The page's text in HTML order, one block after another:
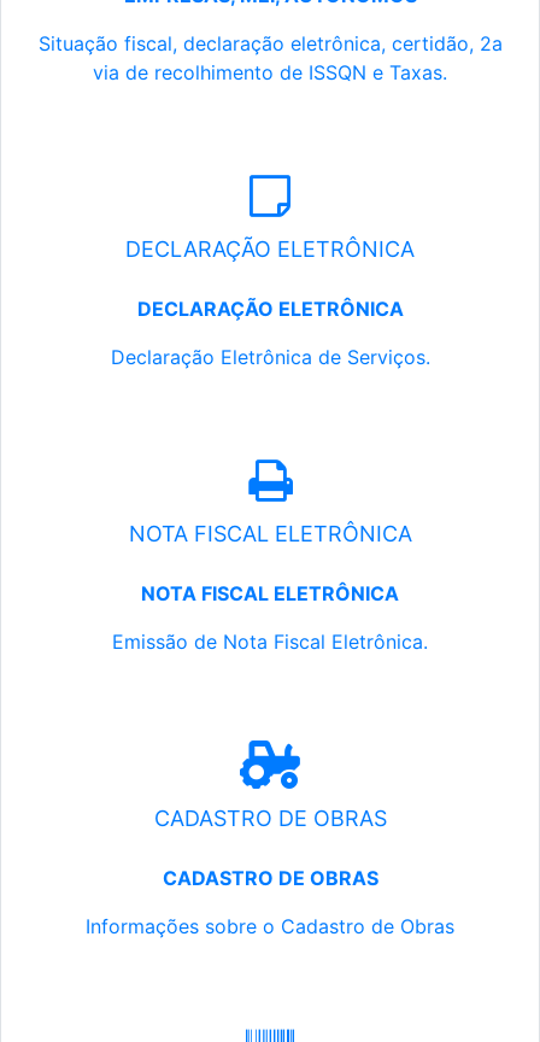
Situação fiscal, declaração eletrônica, certidão, 2a
via de recolhimento de ISSQN e Taxas.
DECLARAÇÃO ELETRÔNICA
DECLARAÇÃO ELETRÔNICA
Declaração Eletrônica de Serviços.
NOTA FISCAL ELETRÔNICA
NOTA FISCAL ELETRÔNICA
Emissão de Nota Fiscal Eletrônica.
CADASTRO DE OBRAS
CADASTRO DE OBRAS
Informações sobre o Cadastro de Obras